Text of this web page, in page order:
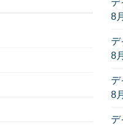
デ
8
デ
8
デ
8
デ